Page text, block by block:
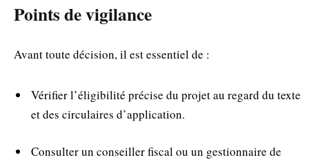
Points de vigilance
Avant toute décision, il est essentiel de :
Vérifier l’éligibilité précise du projet au regard du texte
et des circulaires d’application.
Consulter un conseiller fiscal ou un gestionnaire de